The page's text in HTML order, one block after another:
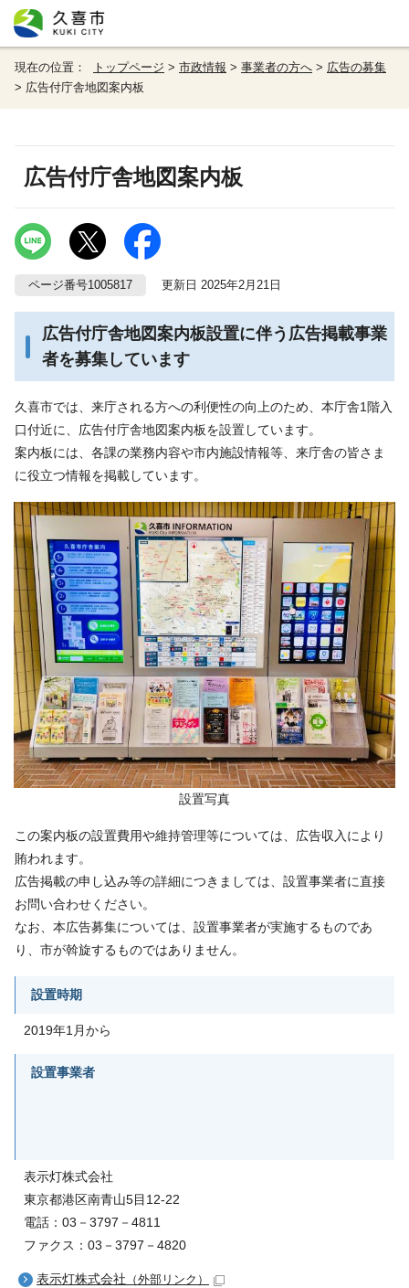
現在の位置： トップページ > 市政情報 > 事業者の方へ > 広告の募集
> 広告付庁舎地図案内板
広告付庁舎地図案内板
ページ番号1005817 更新日 2025年2月21日
広告付庁舎地図案内板設置に伴う広告掲載事業
者を募集しています
久喜市では、来庁される方への利便性の向上のため、本庁舎1階入
口付近に、広告付庁舎地図案内板を設置しています。
案内板には、各課の業務内容や市内施設情報等、来庁舎の皆さま
に役立つ情報を掲載しています。
設置写真
この案内板の設置費用や維持管理等については、広告収入により
賄われます。
広告掲載の申し込み等の詳細につきましては、設置事業者に直接
お問い合わせください。
なお、本広告募集については、設置事業者が実施するものであ
り、市が斡旋するものではありません。
設置時期
2019年1月から
設置事業者
表示灯株式会社
東京都港区南青山5目12-22
電話：03－3797－4811
ファクス：03－3797－4820
表示灯株式会社 （外部リンク）